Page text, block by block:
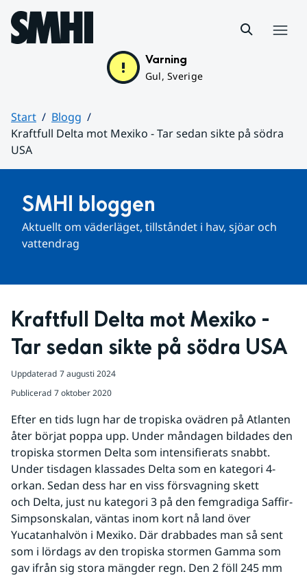
Hoppa till sidans innehåll
Varning
Gul, Sverige
Start
Blogg
Kraftfull Delta mot Mexiko - Tar sedan sikte på södra
USA
SMHI bloggen
Aktuellt om väderläget, tillståndet i hav, sjöar och
vattendrag
Kraftfull Delta mot Mexiko -
Tar sedan sikte på södra USA
Uppdaterad 7 augusti 2024
Publicerad 7 oktober 2020
Efter en tids lugn har de tropiska ovädren på Atlanten
åter börjat poppa upp. Under måndagen bildades den
tropiska stormen Delta som intensifierats snabbt.
Under tisdagen klassades Delta som en kategori 4-
orkan. Sedan dess har en viss försvagning skett
och Delta, just nu kategori 3 på den femgradiga Saffir-
Simpsonskalan, väntas inom kort nå land över
Yucatanhalvön i Mexiko. Där drabbades man så sent
som i lördags av den tropiska stormen Gamma som
gav ifrån sig stora mängder regn. Den 2 föll 245 mm